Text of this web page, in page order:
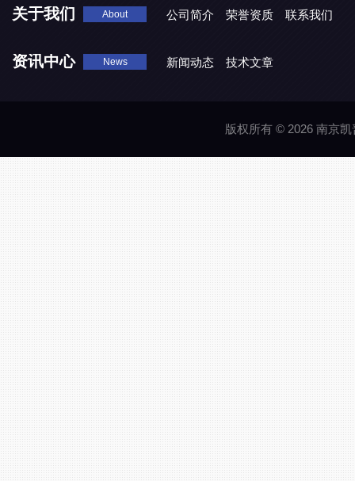
关于我们 About 公司简介 荣誉资质 联系我们
资讯中心 News 新闻动态 技术文章
版权所有 © 2026 南京